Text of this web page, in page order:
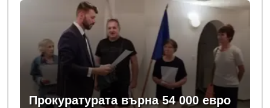
Прокуратурата върна 54 000 евро